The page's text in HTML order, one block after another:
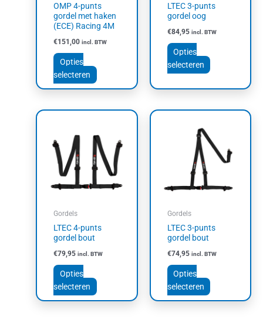
OMP 4-punts
gordel met haken
(ECE) Racing 4M
€151,00 incl. BTW
Opties
selecteren
worden
op
LTEC 3-punts
gordel oog
€84,95 incl. BTW
Opties
selecteren
worden
de
Gordels
LTEC 4-punts
gordel bout
€79,95 incl. BTW
Opties
selecteren
heeft
meerdere
variaties.
Deze
worden
de
Gordels
LTEC 3-punts
gordel bout
€74,95 incl. BTW
Opties
selecteren
heeft
meerdere
optie
worden
de